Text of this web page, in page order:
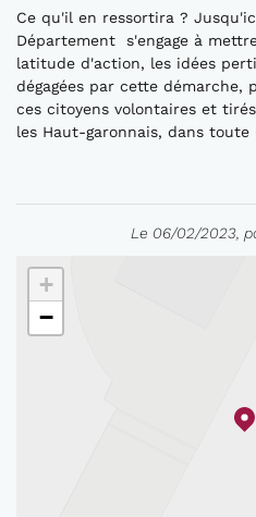
Ce qu'il en ressortira ?
Département s'engage à
latitude d'action, les idées
dégagées par cette démarche,
ces citoyens volontaires et
les Haut-garonnais, dans toute
Le 06/02/2023,
+
−